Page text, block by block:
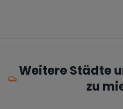
Weitere Städte
zu